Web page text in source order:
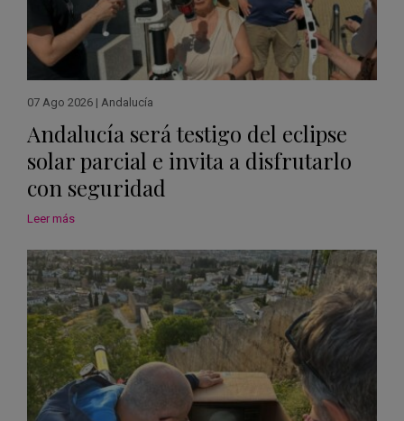
07 Ago 2026 | Andalucía
Andalucía será testigo del eclipse
solar parcial e invita a disfrutarlo
con seguridad
Leer más